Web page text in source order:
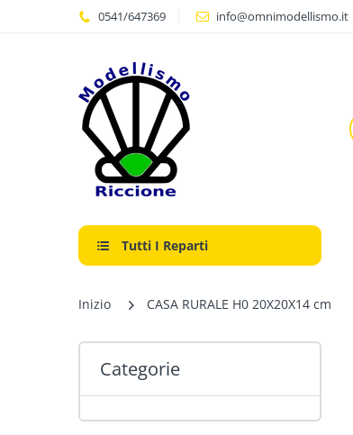
0541/647369 info@omnimodellismo.it
Tutti I Reparti
Inizio CASA RURALE H0 20X20X14 cm
Categorie